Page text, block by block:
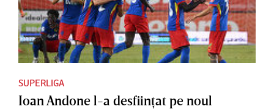
SUPERLIGA
Ioan Andone l-a desfiinţat pe noul